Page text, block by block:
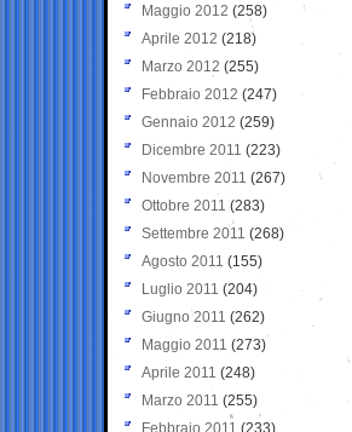
Maggio 2012 (258)
Aprile 2012 (218)
Marzo 2012 (255)
Febbraio 2012 (247)
Gennaio 2012 (259)
Dicembre 2011 (223)
Novembre 2011 (267)
Ottobre 2011 (283)
Settembre 2011 (268)
Agosto 2011 (155)
Luglio 2011 (204)
Giugno 2011 (262)
Maggio 2011 (273)
Aprile 2011 (248)
Marzo 2011 (255)
Febbraio 2011 (233)